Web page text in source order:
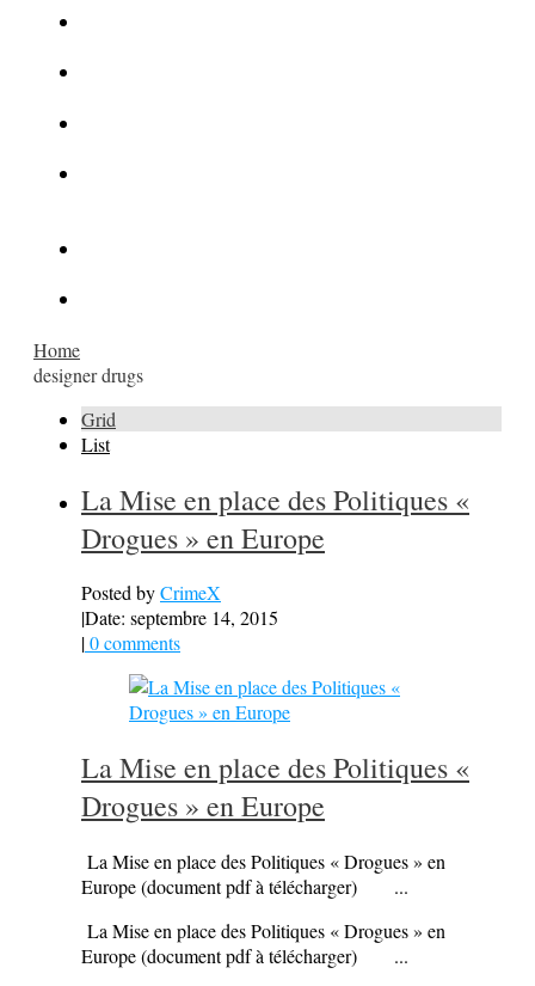
Home
designer drugs
Grid
List
La Mise en place des Politiques «
Drogues » en Europe
Posted byCrimeX
|Date: septembre 14, 2015
|0 comments
La Mise en place des Politiques «
Drogues » en Europe
La Mise en place des Politiques « Drogues » en
Europe (document pdf à télécharger) ...
La Mise en place des Politiques « Drogues » en
Europe (document pdf à télécharger) ...